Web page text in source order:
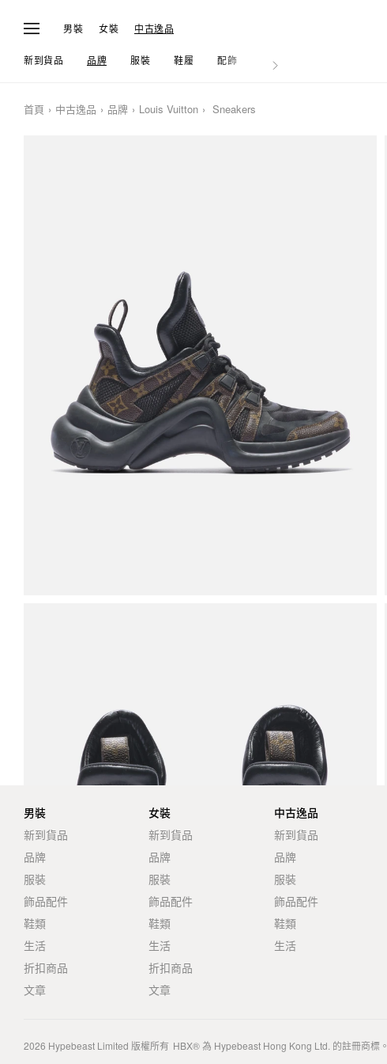
男裝 女裝 中古逸品
新到貨品 品牌 服裝 鞋履 配飾 生活
首頁 中古逸品 品牌 Louis Vuitton Sneakers
男裝
新到貨品
品牌
服裝
飾品配件
鞋類
生活
折扣商品
文章
女裝
新到貨品
品牌
服裝
飾品配件
鞋類
生活
折扣商品
文章
中古逸品
新到貨品
品牌
服裝
飾品配件
鞋類
生活
2026 Hypebeast Limited 版權所有 HBX® 為 Hypebeast Hong Kong Ltd. 的註冊商標。